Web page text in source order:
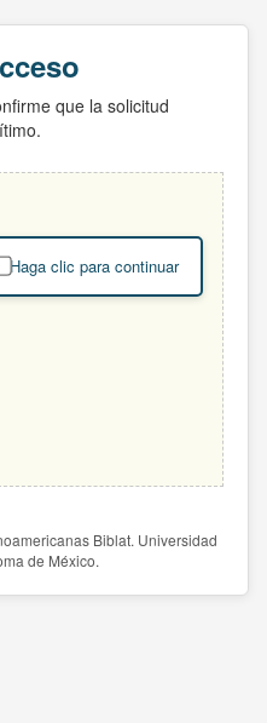
que la solicitud
Haga clic para continuar
Biblat. Universidad
de México.